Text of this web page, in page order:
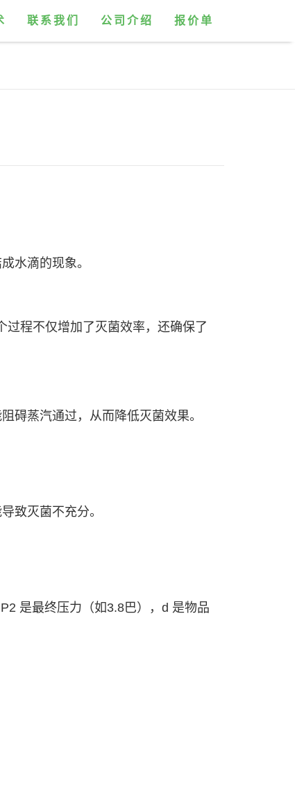
联系我们 公司介绍 报价单
水滴的现象。
程不仅增加了灭菌效率，还确保了
碍蒸汽通过，从而降低灭菌效果。
致灭菌不充分。
是最终压力（如3.8巴），d 是物品